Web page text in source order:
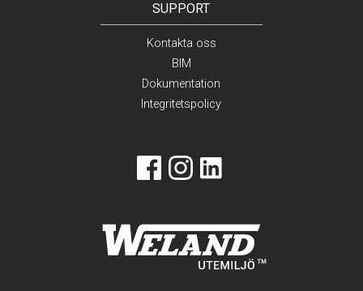
SUPPORT
Kontakta oss
BIM
Dokumentation
Integritetspolicy